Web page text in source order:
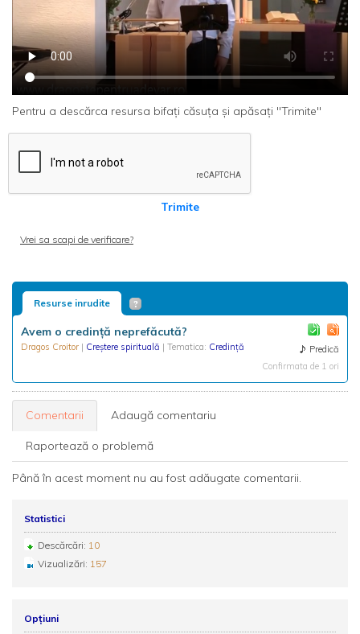
Pentru a descărca resursa bifați căsuța și apăsați "Trimite"
Trimite
Vrei sa scapi de verificare?
Resurse inrudite
Avem o credință neprefăcută?
Dragos Croitor | Creștere spirituală | Tematica: Credință
Predică
Confirmata de 1 ori
Comentarii Adaugă comentariu
Raportează o problemă
Până în acest moment nu au fost adăugate comentarii.
Statistici
Descărcări: 10
Vizualizări: 157
Opțiuni